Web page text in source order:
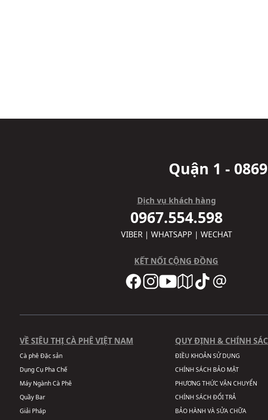
Quận 1 -
Dịch vụ khách hàng
0967.554.598
VIBER | WHATSAPP | WECHAT
KẾT NỐI CỘNG ĐỒNG
VỀ SIÊU THỊ CÀ PHÊ VIỆT NAM
Cà phê Đặc sản
Dụng Cụ Pha Chế
Máy Ngành Cà Phê
Quầy Bar
Giải Pháp
QUY ĐỊNH & CHÍNH
ĐIỀU KHOẢN SỬ DỤNG
CHÍNH SÁCH BẢO MẬT
PHƯƠNG THỨC VẬN CHUYỂN
CHÍNH SÁCH ĐỔI TRẢ
BẢO HÀNH VÀ SỬA CHỮA